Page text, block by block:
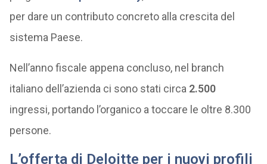
per dare un contributo concreto alla crescita del
sistema Paese.
Nell’anno fiscale appena concluso, nel branch
italiano dell’azienda ci sono stati circa 2.500
ingressi, portando l’organico a toccare le oltre 8.300
persone.
L’offerta di Deloitte per i nuovi profili